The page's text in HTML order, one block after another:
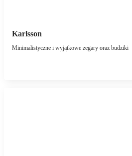
Karlsson
Minimalistyczne i wyjątkowe zegary oraz budziki